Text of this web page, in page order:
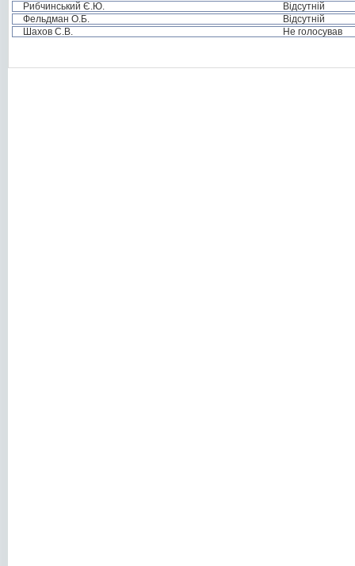
Рибчинський Є.Ю.
Відсутній
Фельдман О.Б.
Відсутній
Шахов С.В.
Не голосував